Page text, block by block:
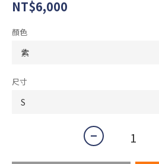
NT$6,000
顏色
尺寸